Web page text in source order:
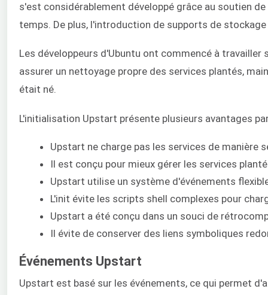
s'est considérablement développé grâce au soutien
temps. De plus, l'introduction de supports de
Les développeurs d'Ubuntu ont commencé à
assurer un nettoyage propre des services plantés,
était né.
L'initialisation Upstart présente plusieurs avantages
Upstart ne charge pas les services de manière
Il est conçu pour mieux gérer les services
Upstart utilise un système d'événements
L'init évite les scripts shell complexes pour
Upstart a été conçu dans un souci de
Il évite de conserver des liens symboliques
Événements Upstart
Upstart est basé sur les événements, ce qui permet